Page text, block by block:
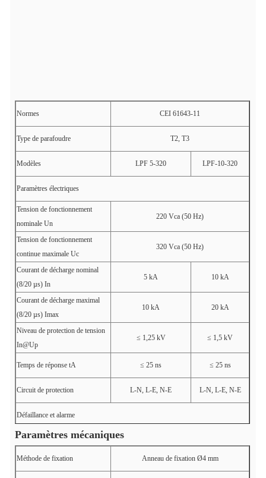
Normes CEI 61643-11
Type de parafoudre T2, T3
Modèles LPF 5-320 LPF-10-320
Paramètres électriques
Tension de fonctionnement
nominale Un
220 Vca (50 Hz)
Tension de fonctionnement
continue maximale Uc
320 Vca (50 Hz)
Courant de décharge nominal
(8/20 µs) In
5 kA 10 kA
Courant de décharge maximal
(8/20 µs) Imax
10 kA 20 kA
Niveau de protection de tension
In@Up
≤ 1,25 kV ≤ 1,5 kV
Temps de réponse tA ≤ 25 ns ≤ 25 ns
Circuit de protection L-N, L-E, N-E L-N, L-E, N-E
Défaillance et alarme
LED verte : OK ; Éteint : Défaut (fonction
Paramètres mécaniques
Méthode de fixation Anneau de fixation Ø4 mm